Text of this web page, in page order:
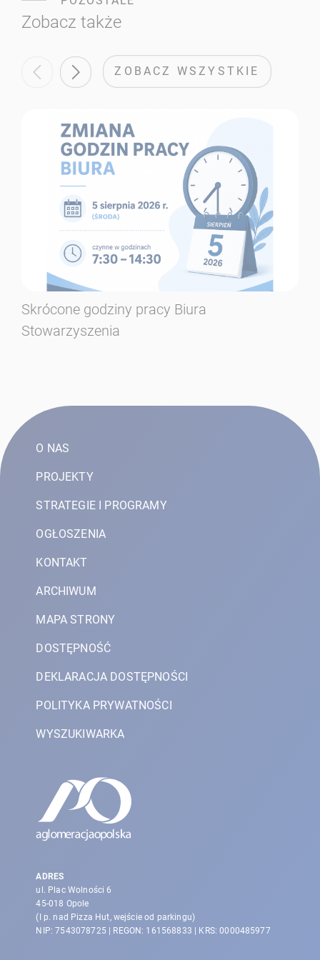
Zobacz także
ZOBACZ WSZYSTKIE
Skrócone godziny pracy Biura
Stowarzyszenia
ADRES
ul. Plac Wolności 6
45-018 Opole
(I p. nad Pizza Hut, wejście od parkingu)
NIP: 7543078725 | REGON: 161568833 | KRS: 0000485977
O NAS
PROJEKTY
STRATEGIE I PROGRAMY
OGŁOSZENIA
KONTAKT
ARCHIWUM
MAPA STRONY
DOSTĘPNOŚĆ
DEKLARACJA DOSTĘPNOŚCI
POLITYKA PRYWATNOŚCI
WYSZUKIWARKA